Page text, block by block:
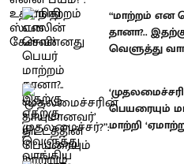
“மாற்றம் என
தானா?..
வெளுத்து
பெயரையும்
மாற்றி